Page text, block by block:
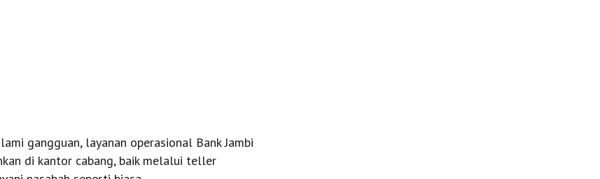
gangguan, layanan operasional Bank Jambi
di kantor cabang, baik melalui teller